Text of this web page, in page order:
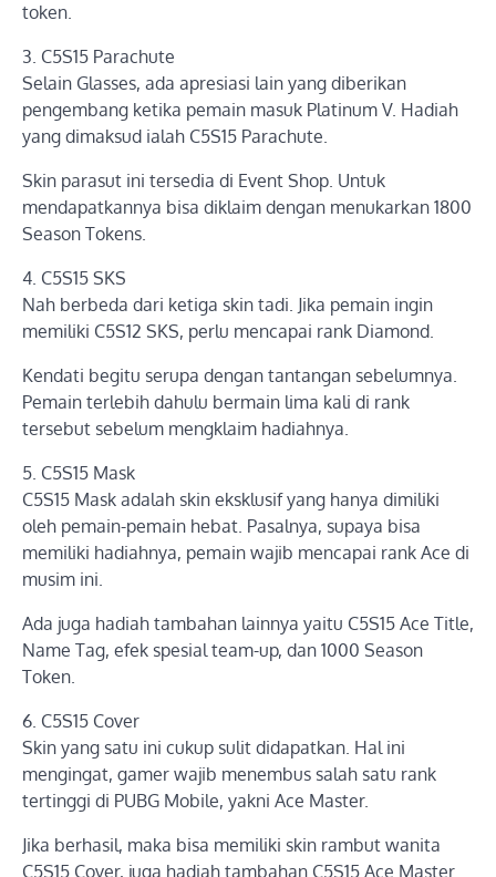
token.
3. C5S15 Parachute
Selain Glasses, ada apresiasi lain yang diberikan
pengembang ketika pemain masuk Platinum V. Hadiah
yang dimaksud ialah C5S15 Parachute.
Skin parasut ini tersedia di Event Shop. Untuk
mendapatkannya bisa diklaim dengan menukarkan 1800
Season Tokens.
4. C5S15 SKS
Nah berbeda dari ketiga skin tadi. Jika pemain ingin
memiliki C5S12 SKS, perlu mencapai rank Diamond.
Kendati begitu serupa dengan tantangan sebelumnya.
Pemain terlebih dahulu bermain lima kali di rank
tersebut sebelum mengklaim hadiahnya.
5. C5S15 Mask
C5S15 Mask adalah skin eksklusif yang hanya dimiliki
oleh pemain-pemain hebat. Pasalnya, supaya bisa
memiliki hadiahnya, pemain wajib mencapai rank Ace di
musim ini.
Ada juga hadiah tambahan lainnya yaitu C5S15 Ace Title,
Name Tag, efek spesial team-up, dan 1000 Season
Token.
6. C5S15 Cover
Skin yang satu ini cukup sulit didapatkan. Hal ini
mengingat, gamer wajib menembus salah satu rank
tertinggi di PUBG Mobile, yakni Ace Master.
Jika berhasil, maka bisa memiliki skin rambut wanita
C5S15 Cover, juga hadiah tambahan C5S15 Ace Master